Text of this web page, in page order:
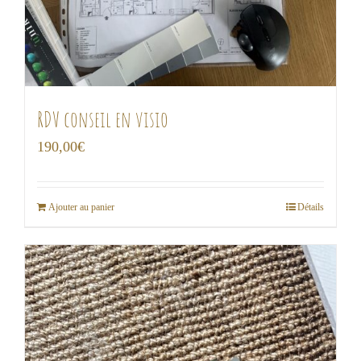
RDV conseil en visio
190,00€
Ajouter au panier Détails